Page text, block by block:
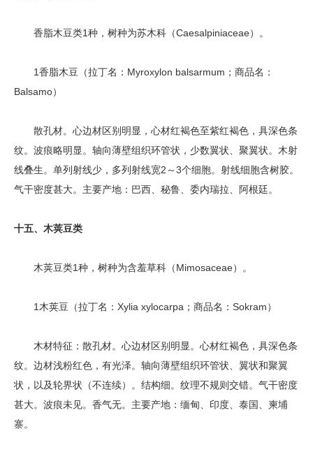
香脂木豆类1种，树种为苏木科（Caesalpiniaceae）。
1香脂木豆（拉丁名：Myroxylon balsarmum；商品名：
Balsamo）
散孔材。心边材区别明显，心材红褐色至紫红褐色，具深色条
纹。波痕略明显。轴向薄壁组织环管状，少数翼状、聚翼状。木射
线叠生。单列射线少，多列射线宽2～3个细胞。射线细胞含树胶。
气干密度甚大。主要产地：巴西、秘鲁、委内瑞拉、阿根廷。
十五、木荚豆类
木荚豆类1种，树种为含羞草科（Mimosaceae）。
1木荚豆（拉丁名：Xylia xylocarpa；商品名：Sokram）
木材特征：散孔材。心边材区别明显。心材红褐色，具深色条
纹。边材浅粉红色，有光泽。轴向薄壁组织环管状、翼状和聚翼
状，以及轮界状（不连续）。结构细。纹理不规则交错。气干密度
甚大。波痕未见。香气无。主要产地：缅甸、印度、泰国、柬埔
寨。